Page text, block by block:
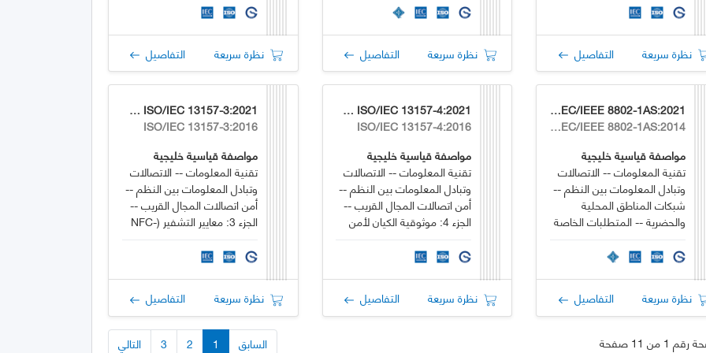
نظرة سريعة التفاصيل
السمعي والمرئي
نظرة سريعة التفاصيل
التقارير والإرشادات الفنية --
الوسائط (MAC) في شبكات
المنطقة المحلية
نظرة سريعة التفاصيل
GSO ISO/IEC/IEEE 8802-1AS:2021
ISO/IEC/IEEE 8802-1AS:2014
مواصفة قياسية خليجية
تقنية المعلومات -- الاتصالات
وتبادل المعلومات بين النظم --
شبكات المناطق المحلية
والحضرية -- المتطلبات الخاصة
والمزامنة للتطبيقات الحساسة
نظرة سريعة التفاصيل
GSO ISO/IEC 13157-4:2021
ISO/IEC 13157-4:2016
مواصفة قياسية خليجية
تقنية المعلومات -- الاتصالات
وتبادل المعلومات بين النظم --
أمن اتصالات المجال القريب --
الجزء 4: موثوقية الكيان لأمن
المفاتيح باستخدام التشفير غير
نظرة سريعة
التفاصيل
GSO ISO/IEC 13157-3:2021
ISO/IEC 13157-3:2016
مواصفة قياسية خليجية
تقنية المعلومات -- الاتصالات
وتبادل المعلومات بين النظم --
أمن اتصالات المجال القريب --
الجزء 3: معايير التشفير (NFC-
نظرة سريعة
التفاصيل
1 من 11 صفحة السابق 1
2
3 التالي